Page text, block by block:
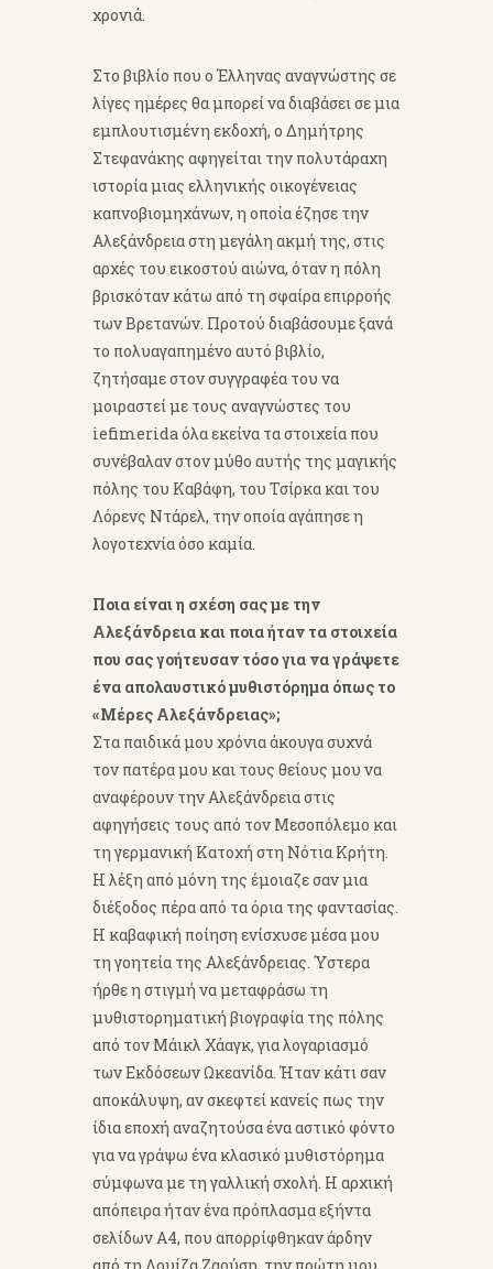
χρονιά.
Στο βιβλίο που ο Έλληνας αναγνώστης σε
λίγες ημέρες θα μπορεί να διαβάσει σε μια
εμπλουτισμένη εκδοχή, ο Δημήτρης
Στεφανάκης αφηγείται την πολυτάραχη
ιστορία μιας ελληνικής οικογένειας
καπνοβιομηχάνων, η οποία έζησε την
Αλεξάνδρεια στη μεγάλη ακμή της, στις
αρχές του εικοστού αιώνα, όταν η πόλη
βρισκόταν κάτω από τη σφαίρα επιρροής
των Βρετανών. Προτού διαβάσουμε ξανά
το πολυαγαπημένο αυτό βιβλίο,
ζητήσαμε στον συγγραφέα του να
μοιραστεί με τους αναγνώστες του
iefimerida όλα εκείνα τα στοιχεία που
συνέβαλαν στον μύθο αυτής της μαγικής
πόλης του Καβάφη, του Τσίρκα και του
Λόρενς Ντάρελ, την οποία αγάπησε η
λογοτεχνία όσο καμία.
Ποια είναι η σχέση σας με την
Αλεξάνδρεια και ποια ήταν τα στοιχεία
που σας γοήτευσαν τόσο για να γράψετε
ένα απολαυστικό μυθιστόρημα όπως το
«Μέρες Αλεξάνδρειας»;
Στα παιδικά μου χρόνια άκουγα συχνά
τον πατέρα μου και τους θείους μου να
αναφέρουν την Αλεξάνδρεια στις
αφηγήσεις τους από τον Μεσοπόλεμο και
τη γερμανική Κατοχή στη Νότια Κρήτη.
Η λέξη από μόνη της έμοιαζε σαν μια
διέξοδος πέρα από τα όρια της φαντασίας.
Η καβαφική ποίηση ενίσχυσε μέσα μου
τη γοητεία της Αλεξάνδρειας. Ύστερα
ήρθε η στιγμή να μεταφράσω τη
μυθιστορηματική βιογραφία της πόλης
από τον Μάικλ Χάαγκ, για λογαριασμό
των Εκδόσεων Ωκεανίδα. Ήταν κάτι σαν
αποκάλυψη, αν σκεφτεί κανείς πως την
ίδια εποχή αναζητούσα ένα αστικό φόντο
για να γράψω ένα κλασικό μυθιστόρημα
σύμφωνα με τη γαλλική σχολή. Η αρχική
απόπειρα ήταν ένα πρόπλασμα εξήντα
σελίδων Α4, που απορρίφθηκαν άρδην